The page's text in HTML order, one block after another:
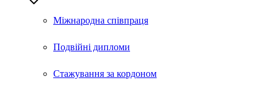
Міжнародна співпраця
Подвійні дипломи
Стажування за кордоном